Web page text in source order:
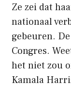
Ze zei dat
nationaal
gebeuren.
Congres.
het niet zou
Kamala